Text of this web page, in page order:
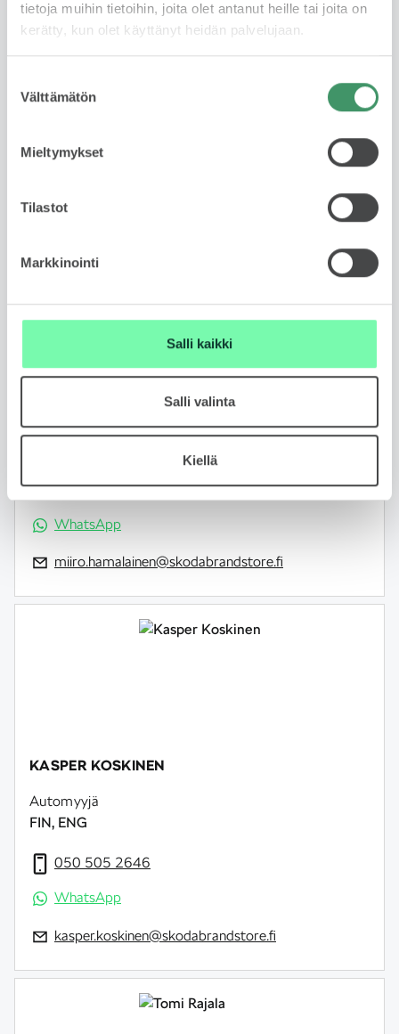
tietoja muihin tietoihin, joita olet antanut heille tai joita on
kerätty, kun olet käyttänyt heidän palvelujaan.
valinta
Välttämätön
Mieltymykset
Tilastot
Markkinointi
Salli kaikki
Salli valinta
Kiellä
JESSE HARDÉN
Automyyjä
WhatsApp
Automyyjä
050 407 7113
WhatsApp
miiro.hamalainen@skodabrandstore.fi
KASPER KOSKINEN
Automyyjä
FIN, ENG
050 505 2646
WhatsApp
kasper.koskinen@skodabrandstore.fi